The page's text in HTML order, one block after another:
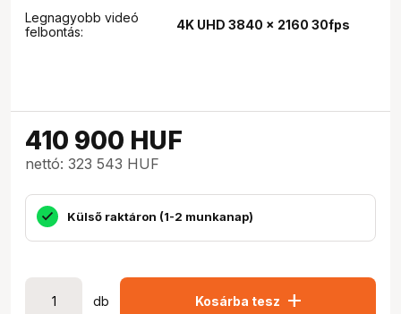
Legnagyobb videó
felbontás:
4K UHD 3840 x 2160 30fps
410 900 HUF
nettó: 323 543 HUF
Külső raktáron (1-2 munkanap)
db Kosárba tesz add